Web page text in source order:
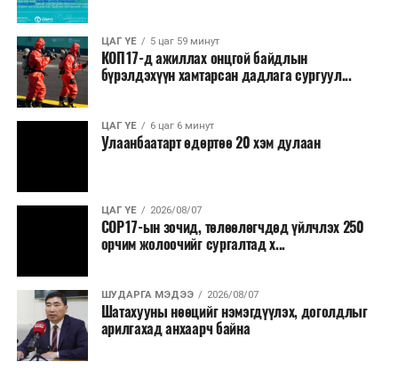
ЦАГ ҮЕ 5 цаг 59 минут
КОП17-д ажиллах онцгой байдлын
бүрэлдэхүүн хамтарсан дадлага сургуул...
ЦАГ ҮЕ 6 цаг 6 минут
Улаанбаатарт өдөртөө 20 хэм дулаан
ЦАГ ҮЕ 2026/08/07
COP17-ын зочид, төлөөлөгчдөд үйлчлэх 250
орчим жолоочийг сургалтад х...
ШУДАРГА МЭДЭЭ 2026/08/07
Шатахууны нөөцийг нэмэгдүүлэх, доголдлыг
арилгахад анхаарч байна